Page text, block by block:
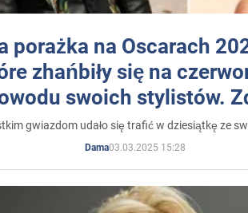
porażka na Oscarach
zhańbiły się na
swoich stylistów.
gwiazdom udało się trafić w dziesiątkę ze
Dama03.03.2025 15:28